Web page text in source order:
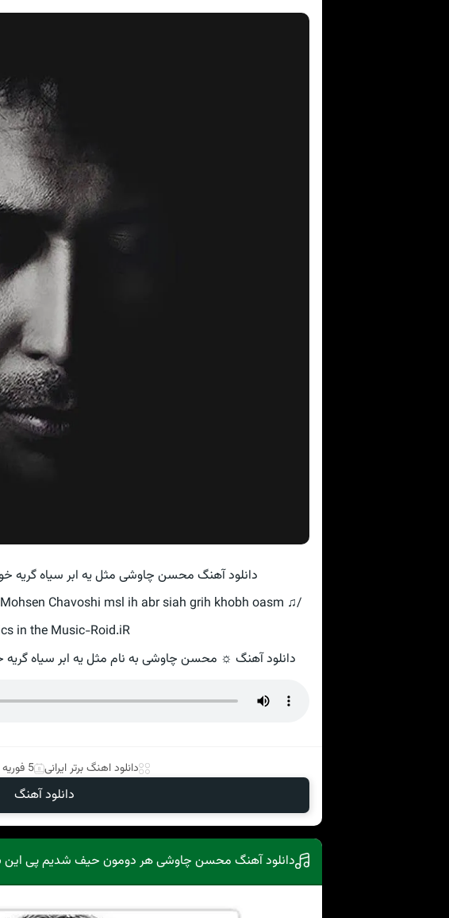
دانلود آهنگ محسن چاوشی مثل یه ابر سیاه گریه
Chavoshi msl ih abr siah grih khobh oasm ♫/
in the Music-Roid.iR
دانلود آهنگ ☼ محسن چاوشی به نام مثل یه ابر سیاه گریه
دانلود اهنگ برتر ایرانی 5 فوریه 2025
دانلود آهنگ
دانلود آهنگ محسن چاوشی هر دومون حیف شدیم پی